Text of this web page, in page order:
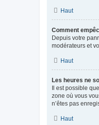
Haut
Comment
Depuis votre
modérateurs et
Haut
Les heures ne
Il est possible
zone où vous
n’êtes pas
Haut